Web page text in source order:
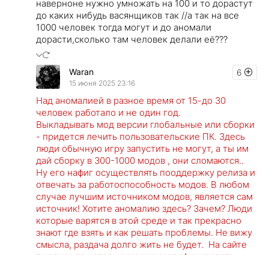
наверноне нужно умножать на 100 и то дорастут
до каких нибудь васянщиков так //а так на все
1000 человек тогда могут и до аномали
дорасти,сколько там человек делали её???
6
Waran
15 июня 2025 23:16
Над аномалией в разное время от 15-до 30
человек работало и не один год.
Выкладывать мод версии глобальные или сборки
- придется лечить пользовательские ПК. Здесь
люди обычную игру запустить не могут, а ты им
дай сборку в 300-1000 модов , они сломаются..
Ну его нафиг осуществлять пооддержку релиза и
отвечать за работоспособность модов. В любом
случае лучшим источником модов, является сам
источник! Хотите аномалию здесь? Зачем? Люди
которые варятся в этой среде и так прекрасно
знают где взять и как решать проблемы. Не вижу
смысла, раздача долго жить не будет. На сайте